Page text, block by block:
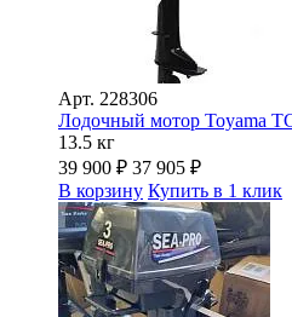
Арт. 228306
Лодочный мотор Toyama
13.5 кг
39 900 ₽ 37 905 ₽
В корзину Купить в 1 клик